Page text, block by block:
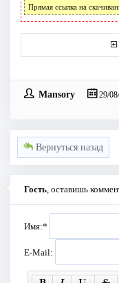
Прямая ссылка на
Mansory 29/
Вернуться назад
Гость , оставишь
Имя:*
E-Mail: